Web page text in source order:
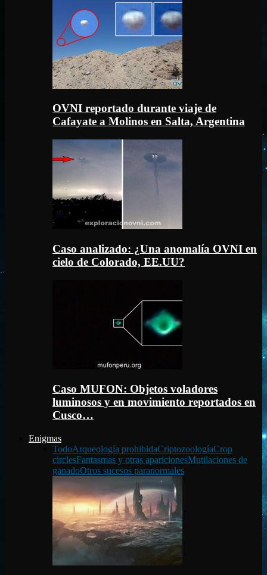
OVNI reportado durante viaje de
Cafayate a Molinos en Salta, Argentina
Caso analizado: ¿Una anomalía OVNI en
cielo de Colorado, EE.UU?
Caso MUFON: Objetos voladores
luminosos y en movimiento reportados en
Cusco…
Enigmas
TodoArqueología prohibidaCriptozoologíaCrop
circlesFantasmas y otras aparicionesMutilaciones de
ganadoOtros sucesos paranormales